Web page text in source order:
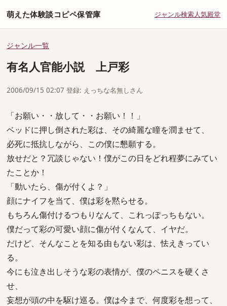
萌えた体験談コピペ保管庫 ジャンル検索人気殿堂
ジャンル一覧
有名人官能小説 上戸彩
2006/09/15 02:07 登録: えっちな名無しさん
「お願い・・放して・・お願い！！」
ベッドに押し倒された彩は、その綺麗な瞳を潤ませて、
必死に抵抗しながら、この僕に懇願する。
放せだと？冗談じゃない！僕がこの日をどれ程夢にみてい
たことか！
「動いたら、傷が付くよ？」
顔にナイフを当て、僕は彩を黙らせる。
もちろん傷付けるつもりなんて、これっぽっちもない。
僕だって彩の可愛い顔に傷が付くなんて、イヤだ。
だけど、そんなことを知る由もない彩は、怯えきってい
る。
今にも泣き出しそうな彩の表情が、僕のペニスを硬くさ
せ、
妄想が頭の中を駆け巡る。僕は今まで、何度彩を想って、